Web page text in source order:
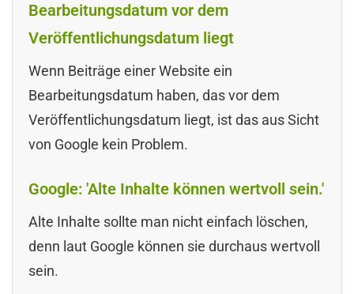
Bearbeitungsdatum vor dem
Veröffentlichungsdatum liegt
Wenn Beiträge einer Website ein
Bearbeitungsdatum haben, das vor dem
Veröffentlichungsdatum liegt, ist das aus Sicht
von Google kein Problem.
Google: 'Alte Inhalte können wertvoll sein.'
Alte Inhalte sollte man nicht einfach löschen,
denn laut Google können sie durchaus wertvoll
sein.